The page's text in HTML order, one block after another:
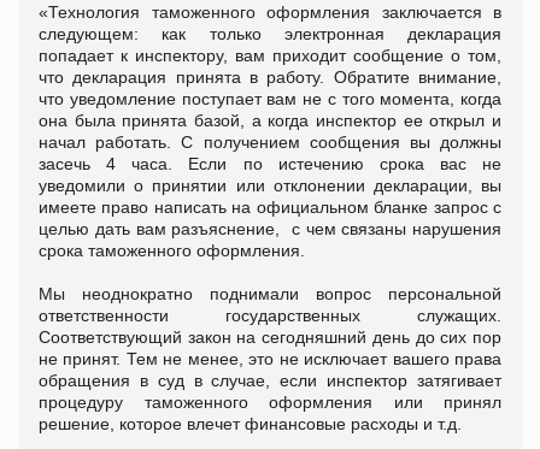
«Технология таможенного оформления заключается в
следующем: как только электронная декларация
попадает к инспектору, вам приходит сообщение о том,
что декларация принята в работу. Обратите внимание,
что уведомление поступает вам не с того момента, когда
она была принята базой, а когда инспектор ее открыл и
начал работать. С получением сообщения вы должны
засечь 4 часа. Если по истечению срока вас не
уведомили о принятии или отклонении декларации, вы
имеете право написать на официальном бланке запрос с
целью дать вам разъяснение, с чем связаны нарушения
срока таможенного оформления.
Мы неоднократно поднимали вопрос персональной
ответственности государственных служащих.
Соответствующий закон на сегодняшний день до сих пор
не принят. Тем не менее, это не исключает вашего права
обращения в суд в случае, если инспектор затягивает
процедуру таможенного оформления или принял
решение, которое влечет финансовые расходы и т.д.